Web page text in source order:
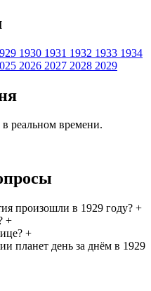
1930 1931 1932 1933 1934
2026 2027 2028 2029
реальном времени.
произошли в 1929 году? +
+
+
планет день за днём в 1929